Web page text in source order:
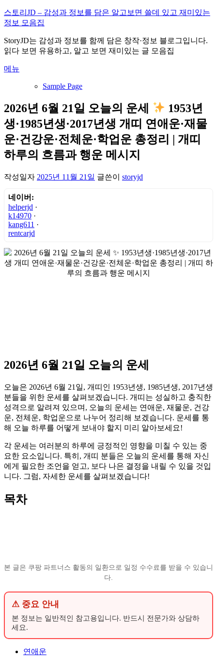
내
용
로
바
가
스토리JD – 감성과 정보를 담은 알고보면 쓸데 있고 재미있는
정보 모음집
StoryJD는 감성과 정보를 함께 담은 창작·정보 블로그입니다.
읽다 보면 유용하고, 알고 보면 재미있는 글 모음집
메뉴
Sample Page
2026년 6월 21일 오늘의 운세
1953년
생·1985년생·2017년생 개띠 연애운·재물
운·건강운·전체운·학업운 총정리 | 개띠
하루의 흐름과 행운 메시지
작성일자 2025년 11월 21일 글쓴이 storyjd
네이버:
helperjd ·
k14970 ·
kang611 ·
rentcarjd
2026년 6월 21일 오늘의 운세
오늘은 2026년 6월 21일, 개띠인 1953년생, 1985년생, 2017년생
분들을 위한 운세를 살펴보겠습니다. 개띠는 성실하고 충직한
성격으로 알려져 있으며, 오늘의 운세는 연애운, 재물운, 건강
운, 전체운, 학업운으로 나누어 정리해 보겠습니다. 운세를 통
해 오늘 하루를 어떻게 보내야 할지 미리 알아보세요!
각 운세는 여러분의 하루에 긍정적인 영향을 미칠 수 있는 중
요한 요소입니다. 특히, 개띠 분들은 오늘의 운세를 통해 자신
에게 필요한 조언을 얻고, 보다 나은 결정을 내릴 수 있을 것입
니다. 그럼, 자세한 운세를 살펴보겠습니다!
목차
본 글은 쿠팡 파트너스 활동의 일환으로 일정 수수료를 받을 수 있습니
다.
⚠ 중요 안내
본 정보는 일반적인 참고용입니다. 반드시 전문가와 상담하
세요.
연애운